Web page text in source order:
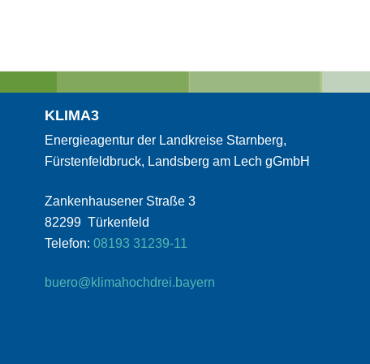
KLIMA3
Energieagentur der Landkreise Starnberg,
Fürstenfeldbruck, Landsberg am Lech gGmbH
Zankenhausener Straße 3
82299 Türkenfeld
Telefon: 08193 31239-11
buero@klimahochdrei.bayern